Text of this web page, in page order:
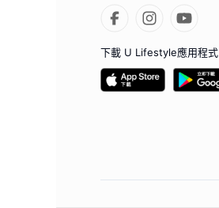
下載 U Lifestyle應用程式